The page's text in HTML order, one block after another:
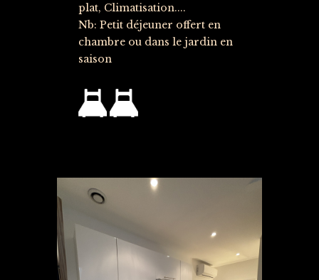
plat, Climatisation....
Nb: Petit déjeuner offert en
chambre ou dans le jardin en
saison